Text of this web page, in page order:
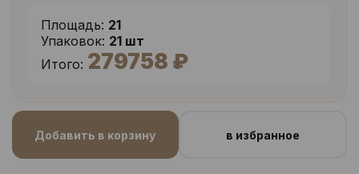
Площадь: 21
Упаковок: 21 шт
Итого: 279758 ₽
Добавить в корзину в избранное